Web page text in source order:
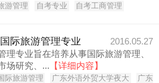
游管理 自考专业 自考工商管理
际旅游管理专业
2016.05.27
理专业旨在培养从事国际旅游管理、
场研究、... 【详细内容】
际旅游管理 广东外语外贸大学夜大 广东